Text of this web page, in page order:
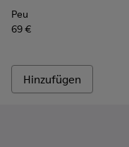
Peu
69 €
Hinzufügen